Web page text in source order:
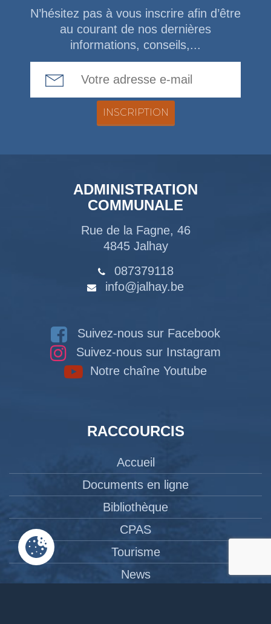
N’hésitez pas à vous inscrire afin d’être
au courant de nos dernières
informations, conseils,...
ADMINISTRATION
COMMUNALE
Rue de la Fagne, 46
4845 Jalhay
087379118
info@jalhay.be
Suivez-nous sur Facebook
Suivez-nous sur Instagram
Notre chaîne Youtube
RACCOURCIS
Accueil
Documents en ligne
Bibliothèque
CPAS
Tourisme
News